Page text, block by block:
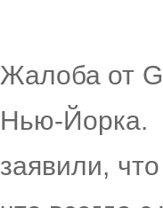
Жалоба от
Нью-Йорка.
заявили,